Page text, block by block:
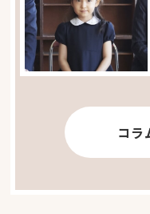
コラ